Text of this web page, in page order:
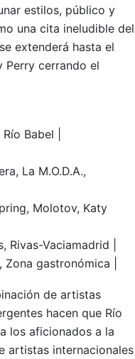
estilos, público y
una cita ineludible del
extenderá hasta el
Perry cerrando el
Babel |
La M.O.D.A.,
Molotov, Katy
Rivas-Vaciamadrid |
gastronómica |
de artistas
hacen que Río
los aficionados a la
artistas internacionales